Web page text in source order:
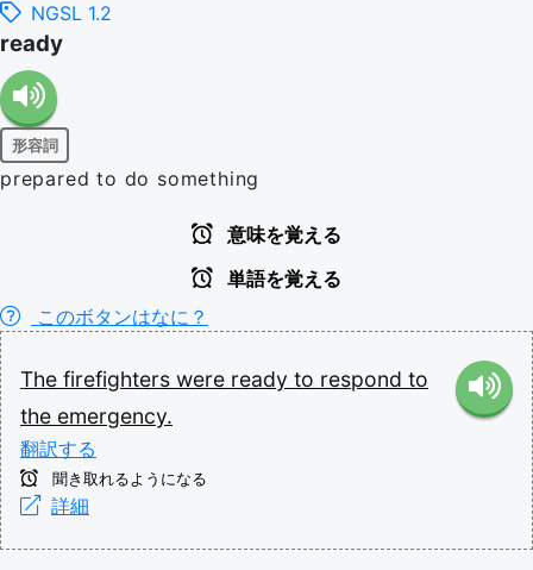
NGSL 1.2
ready
形容詞
prepared to do something
意味を覚える
単語を覚える
このボタンはなに？
The firefighters were ready to respond to
the emergency.
翻訳する
聞き取れるようになる
詳細